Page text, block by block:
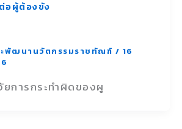
อผู้ต้องขัง
พัฒนานวัตกรรมราชทัณฑ์ / 16
การกระทำผิดของผู